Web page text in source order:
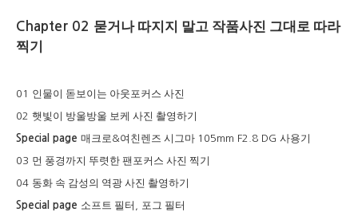
Chapter 02 묻거나 따지지 말고 작품사진 그대로 따라
찍기
01 인물이 돋보이는 아웃포커스 사진
02 햇빛이 방울방울 보케 사진 촬영하기
Special page 매크로 &여친렌즈 시그마 105mm F2.8 DG 사용기
03 먼 풍경까지 뚜렷한 팬포커스 사진 찍기
04 동화 속 감성의 역광 사진 촬영하기
Special page 소프트 필터 포그 필터